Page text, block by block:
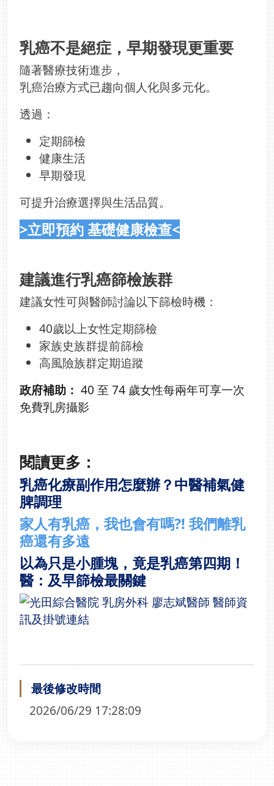
乳癌不是絕症，早期發現更重要
隨著醫療技術進步，
乳癌治療方式已趨向個人化與多元化。
透過：
定期篩檢
健康生活
早期發現
可提升治療選擇與生活品質。
>立即預約 基礎健康檢查<
建議進行乳癌篩檢族群
建議女性可與醫師討論以下篩檢時機：
40歲以上女性定期篩檢
家族史族群提前篩檢
高風險族群定期追蹤
政府補助： 40 至 74 歲女性每兩年可享一次
免費乳房攝影
閱讀更多：
乳癌化療副作用怎麼辦？中醫補氣健
脾調理
家人有乳癌，我也會有嗎?! 我們離乳
癌還有多遠
以為只是小腫塊，竟是乳癌第四期！
醫：及早篩檢最關鍵
最後修改時間
2026/06/29 17:28:09